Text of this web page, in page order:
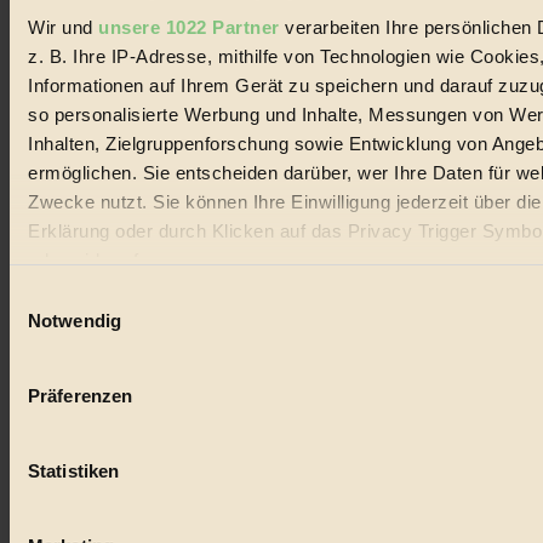
Wir und unsere 1022 Partner verarbeiten Ihre persönlichen
z. B. Ihre IP-Adresse, mithilfe von Technologien wie
Informationen auf Ihrem Gerät zu speichern und darauf
so personalisierte Werbung und Inhalte, Messungen von
Inhalten, Zielgruppenforschung sowie Entwicklung von
ermöglichen. Sie entscheiden darüber, wer Ihre Daten für
Zwecke nutzt. Sie können Ihre Einwilligung jederzeit über
Erklärung oder durch Klicken auf das Privacy Trigger
oder widerrufen
Wenn Sie es erlauben, würden wir auch gerne:
Ihr Gerät durch aktives Scannen nach bestimmten
Erfahren Sie mehr darüber, wie Ihre persönlichen Daten
Notwendig
Präferenzen
Statistiken
Lebensmittel
Essen